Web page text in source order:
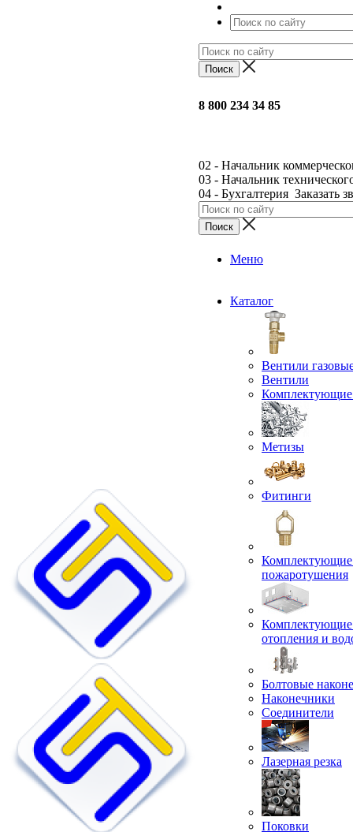
8 800 234 34 85
02 - Начальник
03 - Начальник
04 - Бухгалтерия Заказать
Меню
Каталог
Вентили
Вентили
Комплектующие
Метизы
Фитинги
Комплектующие
пожаротушения
Комплектующие
отопления и
Болтовые
Наконечники
Соединители
Лазерная резка
Поковки